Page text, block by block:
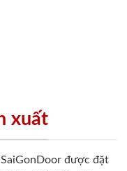
xuất
được đặt